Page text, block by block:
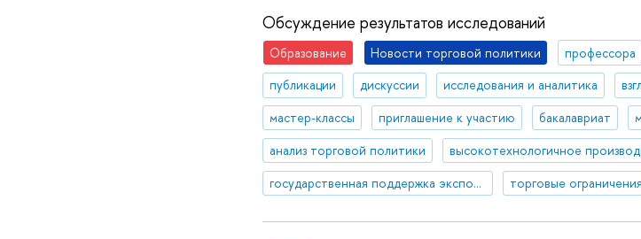
Обсуждение результатов исследований
Образование Новости торговой политики профессора
публикации
дискуссии исследования и аналитика
мастер-классы
приглашение к участию бакалавриат
анализ торговой политики
государственная поддержка экспорта
торговые ограничения